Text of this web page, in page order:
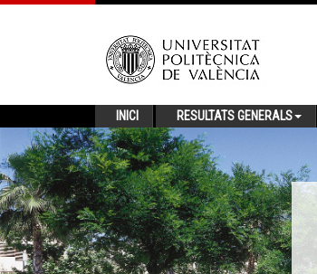
INICI RESULTATS GENERALS